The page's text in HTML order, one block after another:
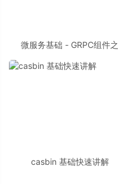
微服务基础 - GRPC组件之
casbin 基础快速讲解